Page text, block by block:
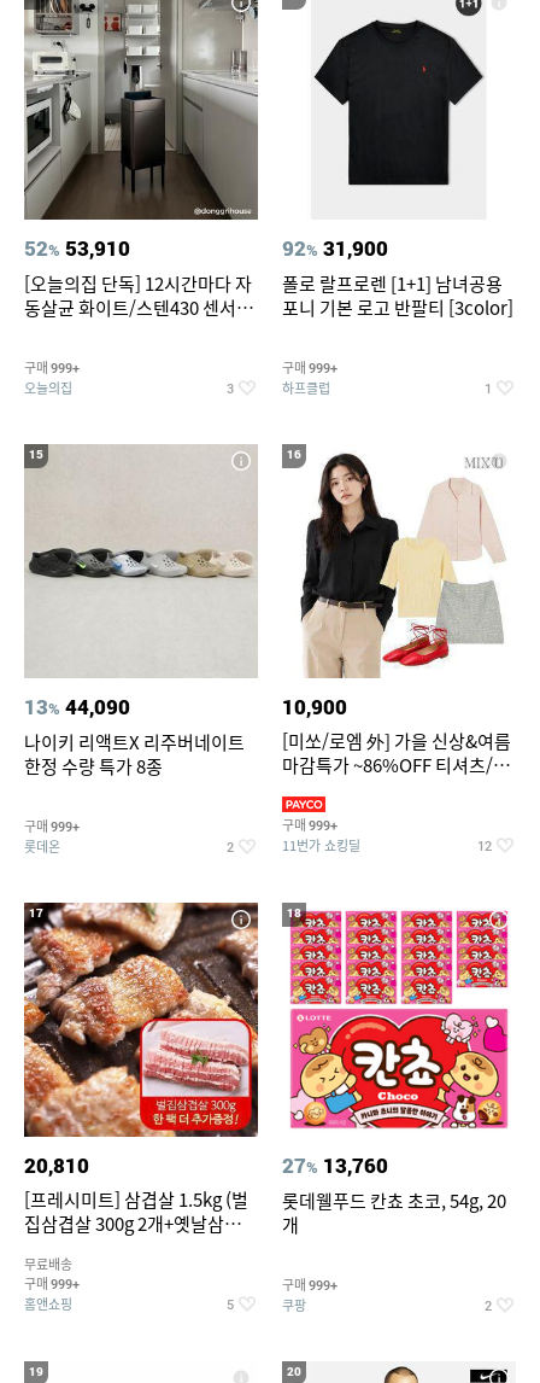
52% 53,910
[오늘의집 단독] 12시간마다 자
동살균 화이트/스텐430 센서휴
구매 999+
오늘의집 3
92% 31,900
폴로 랄프로렌 [1+1] 남녀공용
포니 기본 로고 반팔티 [3color]
구매 999+
하프클럽 1
15
13% 44,090
나이키 리액트X 리주버네이트
한정 수량 특가 8종
구매 999+
롯데온 2
16
10,900
[미쏘/로엠 外] 가을 신상&여름
마감특가 ~86%OFF 티셔츠/슬
구매 999+
11번가 쇼킹딜 12
17
20,810
[프레시미트] 삼겹살 1.5kg (벌
집삼겹살 300g 2개+옛날삼겹살
팩 추가증정)
무료배송
구매 999+
홈앤쇼핑 5
18
27% 13,760
롯데웰푸드 칸쵸 초코, 54g, 20
개
구매 999+
쿠팡 2
19 20